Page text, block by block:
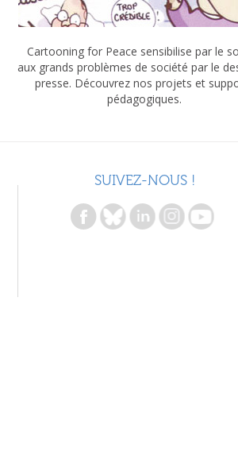
Cartooning for Peace sensibilise par le
aux grands problèmes de société par le
presse. Découvrez nos projets et
pédagogiques.
SUIVEZ-NOUS !